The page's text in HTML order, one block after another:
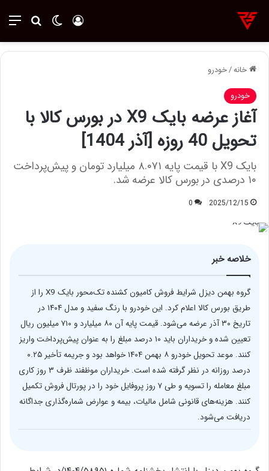
تغییر پوسته ورود
خانه/خودرو
خودرو
آغاز عرضه بایک X9 در بورس کالا با
تحویل 40 روزه [آذر 1404]
بایک X9 با قیمت پایه ۸.۰۷۱ میلیارد تومان و پیش‌پرداخت
۱۰ درصدی در بورس کالا عرضه شد.
2025/12/15
0
خلاصه خبر
گروه بهمن دیزل شرایط فروش کامیون کشنده تک‌محور بایک X9 را از
طریق بورس کالا اعلام کرد. این خودرو با رنگ سفید و مدل ۱۴۰۴ در
تاریخ ۳۰ آذر عرضه می‌شود. قیمت پایه آن ۸۰ میلیارد و ۷۱۰ میلیون ریال
تعیین شده و خریداران باید ۱۰ درصد مبلغ را به عنوان پیش‌پرداخت واریز
کنند. موعد تحویل خودرو ۸ بهمن ۱۴۰۴ خواهد بود و جریمه تأخیر ۰.۲۵
درصد روزانه در نظر گرفته شده است. خریداران موظفند ظرف ۳ روز کاری
مبلغ معامله را تسویه و طی ۷ روز پروفایل خود را در پورتال فروش تکمیل
کنند. هزینه‌های قانونی شامل مالیات، بیمه و عوارض شماره‌گذاری جداگانه
دریافت می‌شود.